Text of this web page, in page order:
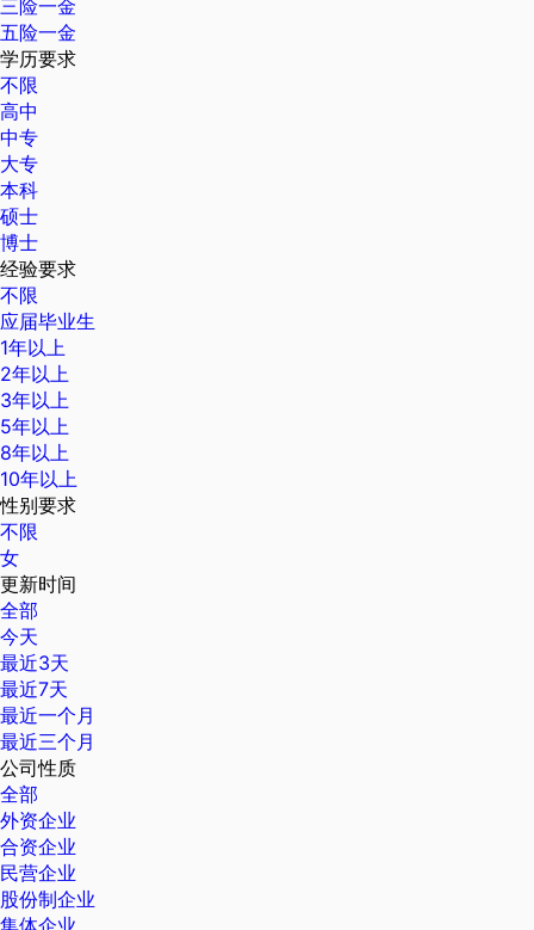
三险一金
五险一金
学历要求
不限
高中
中专
大专
本科
硕士
博士
经验要求
不限
应届毕业生
1年以上
2年以上
3年以上
5年以上
8年以上
10年以上
性别要求
不限
女
更新时间
全部
今天
最近3天
最近7天
最近一个月
最近三个月
公司性质
全部
外资企业
合资企业
民营企业
股份制企业